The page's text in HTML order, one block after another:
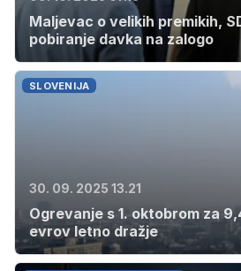
Maljevac o velikih premikih,
pobiranje davka na zalogo
SLOVENIJA
30. 09. 2025 13.21
Ogrevanje s 1. oktobrom za
evrov letno dražje